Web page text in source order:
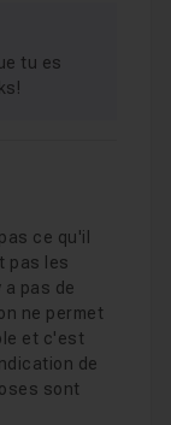
tu es
ce qu'il
pas les
pas de
ne permet
et c'est
de
sont